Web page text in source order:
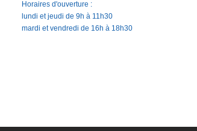
Horaires d'ouverture :
lundi et jeudi de 9h à 11h30
mardi et vendredi de 16h à 18h30